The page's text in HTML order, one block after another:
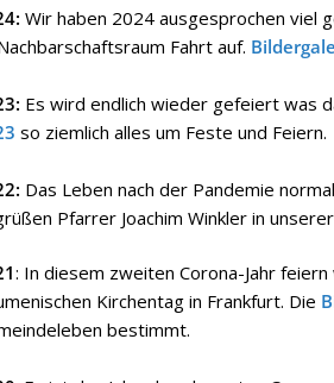
Wir haben 2024 ausgesprochen viel
Fahrt auf.
Es wird endlich wieder gefeiert was
so ziemlich alles um Feste und Feiern.
Das Leben nach der Pandemie
Pfarrer Joachim Winkler in
: In diesem zweiten Corona-Jahr
Kirchentag in Frankfurt. Die
bestimmt.